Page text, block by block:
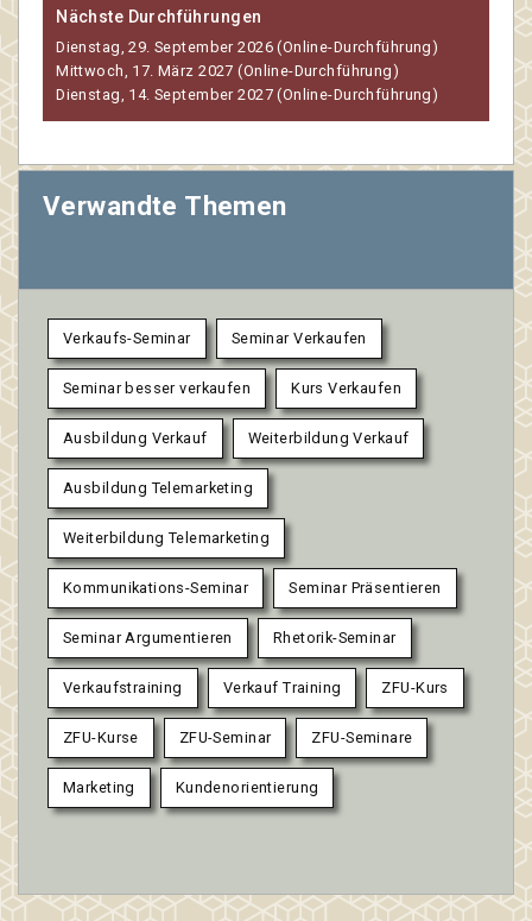
Nächste Durchführungen
Dienstag, 29. September 2026 (Online-Durchführung)
Mittwoch, 17. März 2027 (Online-Durchführung)
Dienstag, 14. September 2027 (Online-Durchführung)
Verwandte Themen
Verkaufs-Seminar Seminar Verkaufen
Seminar besser verkaufen Kurs Verkaufen
Ausbildung Verkauf Weiterbildung Verkauf
Ausbildung Telemarketing
Weiterbildung Telemarketing
Kommunikations-Seminar Seminar Präsentieren
Seminar Argumentieren Rhetorik-Seminar
Verkaufstraining Verkauf Training ZFU-Kurs
ZFU-Kurse ZFU-Seminar ZFU-Seminare
Marketing Kundenorientierung